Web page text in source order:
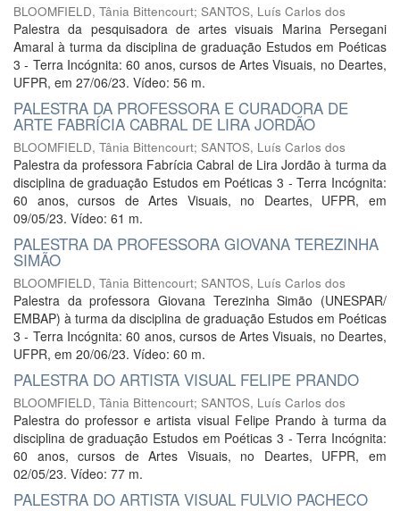
BLOOMFIELD, Tânia Bittencourt; SANTOS, Luís Carlos dos
Palestra da pesquisadora de artes visuais Marina Persegani
Amaral à turma da disciplina de graduação Estudos em Poéticas
3 - Terra Incógnita: 60 anos, cursos de Artes Visuais, no Deartes,
UFPR, em 27/06/23. Vídeo: 56 m.
PALESTRA DA PROFESSORA E CURADORA DE
ARTE FABRÍCIA CABRAL DE LIRA JORDÃO
BLOOMFIELD, Tânia Bittencourt; SANTOS, Luís Carlos dos
Palestra da professora Fabrícia Cabral de Lira Jordão à turma da
disciplina de graduação Estudos em Poéticas 3 - Terra Incógnita:
60 anos, cursos de Artes Visuais, no Deartes, UFPR, em
09/05/23. Vídeo: 61 m.
PALESTRA DA PROFESSORA GIOVANA TEREZINHA
SIMÃO
BLOOMFIELD, Tânia Bittencourt; SANTOS, Luís Carlos dos
Palestra da professora Giovana Terezinha Simão (UNESPAR/
EMBAP) à turma da disciplina de graduação Estudos em Poéticas
3 - Terra Incógnita: 60 anos, cursos de Artes Visuais, no Deartes,
UFPR, em 20/06/23. Vídeo: 60 m.
PALESTRA DO ARTISTA VISUAL FELIPE PRANDO
BLOOMFIELD, Tânia Bittencourt; SANTOS, Luís Carlos dos
Palestra do professor e artista visual Felipe Prando à turma da
disciplina de graduação Estudos em Poéticas 3 - Terra Incógnita:
60 anos, cursos de Artes Visuais, no Deartes, UFPR, em
02/05/23. Vídeo: 77 m.
PALESTRA DO ARTISTA VISUAL FULVIO PACHECO